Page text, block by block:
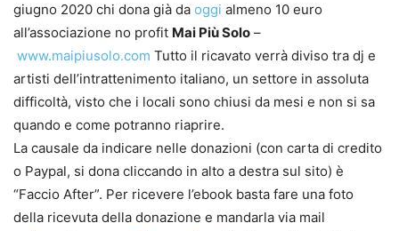
giugno 2020 chi dona già da oggi almeno 10 euro
all’associazione no profit Mai Più Solo –
www.maipiusolo.com Tutto il ricavato verrà diviso tra dj e
artisti dell’intrattenimento italiano, un settore in assoluta
difficoltà, visto che i locali sono chiusi da mesi e non si sa
quando e come potranno riaprire.
La causale da indicare nelle donazioni (con carta di credito
o Paypal, si dona cliccando in alto a destra sul sito) è
“Faccio After”. Per ricevere l’ebook basta fare una foto
della ricevuta della donazione e mandarla via mail